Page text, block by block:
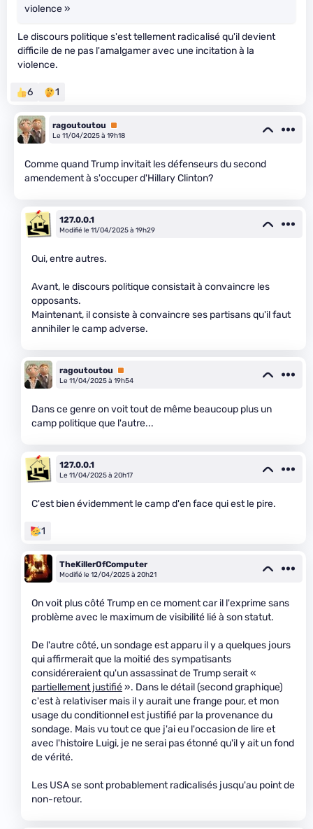
violence »
Le discours politique s'est tellement radicalisé qu'il devient
difficile de ne pas l'amalgamer avec une incitation à la
violence.
6 1
ragoutoutou
Premium
Le 11/04/2025 à 19h18
Comme quand Trump invitait les défenseurs du second
amendement à s'occuper d'Hillary Clinton?
127.0.0.1
Modifié le 11/04/2025 à 19h29
Oui, entre autres.
Avant, le discours politique consistait à convaincre les
opposants.
Maintenant, il consiste à convaincre ses partisans qu'il faut
annihiler le camp adverse.
ragoutoutou
Premium
Le 11/04/2025 à 19h54
Dans ce genre on voit tout de même beaucoup plus un
camp politique que l'autre...
127.0.0.1
Le 11/04/2025 à 20h17
C'est bien évidemment le camp d'en face qui est le pire.
1
TheKillerOfComputer
Modifié le 12/04/2025 à 20h21
On voit plus côté Trump en ce moment car il l'exprime sans
problème avec le maximum de visibilité lié à son statut.
De l'autre côté, un sondage est apparu il y a quelques jours
qui affirmerait que la moitié des sympatisants
considéreraient qu'un assassinat de Trump serait «
partiellement justifié». Dans le détail (second graphique)
c'est à relativiser mais il y aurait une frange pour, et mon
usage du conditionnel est justifié par la provenance du
sondage. Mais vu tout ce que j'ai eu l'occasion de lire et
avec l'histoire Luigi, je ne serai pas étonné qu'il y ait un fond
de vérité.
Les USA se sont probablement radicalisés jusqu'au point de
non-retour.